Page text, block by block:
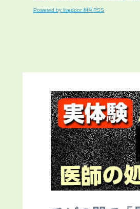
Powered by livedoor 相互RSS